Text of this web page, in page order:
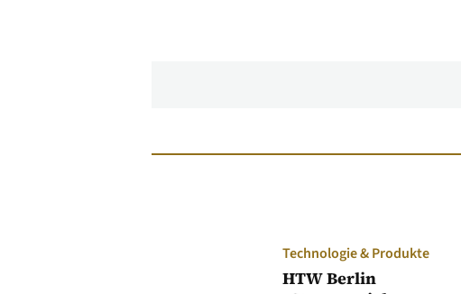
Technologie & Produkte
HTW Berlin